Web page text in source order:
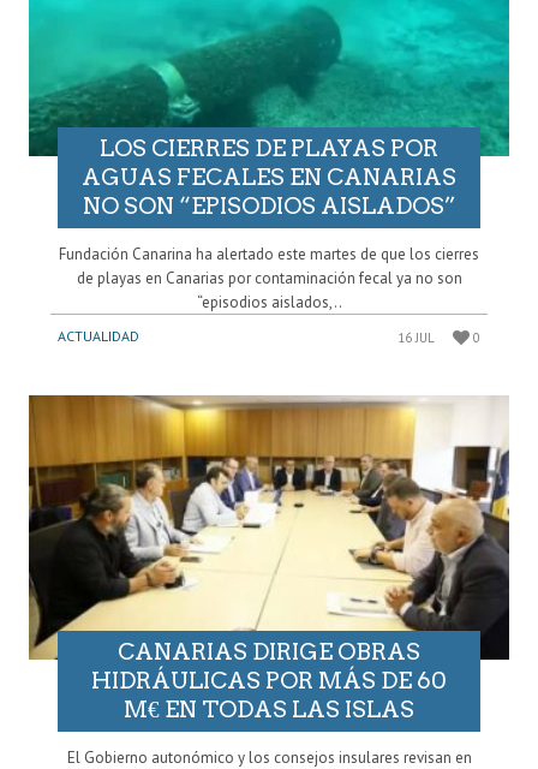
LOS CIERRES DE PLAYAS POR
AGUAS FECALES EN CANARIAS
NO SON “EPISODIOS AISLADOS”
Fundación Canarina ha alertado este martes de que los cierres
de playas en Canarias por contaminación fecal ya no son
“episodios aislados,..
ACTUALIDAD 16 JUL 0
CANARIAS DIRIGE OBRAS
HIDRÁULICAS POR MÁS DE 60
M€ EN TODAS LAS ISLAS
El Gobierno autonómico y los consejos insulares revisan en